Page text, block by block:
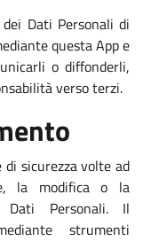
Dati Personali di
questa App e
o diffonderli,
verso terzi.
sicurezza volte ad
la modifica o la
Dati Personali. Il
strumenti